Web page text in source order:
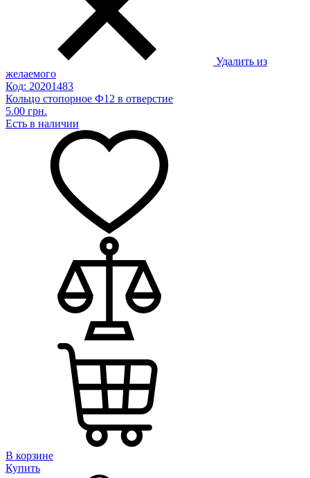
Удалить из
желаемого
Код: 20201483
Кольцо стопорное Ф12 в отверстие
5.00 грн.
Есть в наличии
В корзине
Купить